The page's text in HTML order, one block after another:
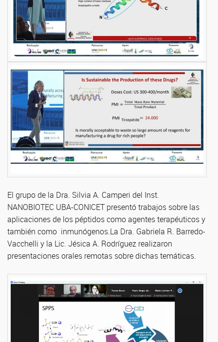
El grupo de la Dra. Silvia A. Camperi del Inst.
NANOBIOTEC UBA-CONICET presentó trabajos sobre las
aplicaciones de los péptidos como agentes terapéuticos y
también como inmunógenos.La Dra. Gabriela R. Barredo-
Vacchelli y la Lic. Jésica A. Rodríguez realizaron
presentaciones orales remotas sobre dichas temáticas.